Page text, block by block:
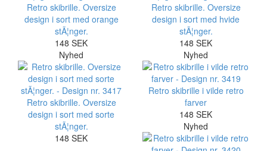
Retro skibrille. Oversize
design i sort med orange
stÃ¦nger.
148 SEK
Retro skibrille. Oversize
design i sort med hvide
stÃ¦nger.
148 SEK
Nyhed
Retro skibrille. Oversize
design i sort med sorte
stÃ¦nger.
148 SEK
Nyhed
Retro skibrille i vilde retro
farver
148 SEK
Nyhed